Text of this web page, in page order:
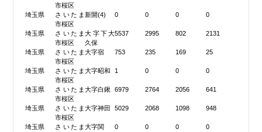
市桜区
埼玉県
さいたま
市桜区
新開(4) 0 0 0 0
埼玉県
さいたま
市桜区
大字下大
久保
5537 2995 802 2131
埼玉県
さいたま
市桜区
大字宿 753 235 169 25
埼玉県
さいたま
市桜区
大字昭和 1 0 0 0
埼玉県
さいたま
市桜区
大字白鍬 6979 2764 2056 641
埼玉県
さいたま
市桜区
大字神田 5029 2068 1098 948
埼玉県
さいたま大字関 0 0 0 0